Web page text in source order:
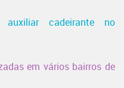
cadeirante no
em vários bairros de